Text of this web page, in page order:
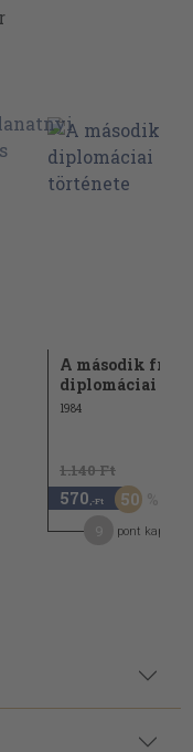
A második front
diplomáciai
1984
1.140 Ft
570 ,-Ft 50
pont kapható